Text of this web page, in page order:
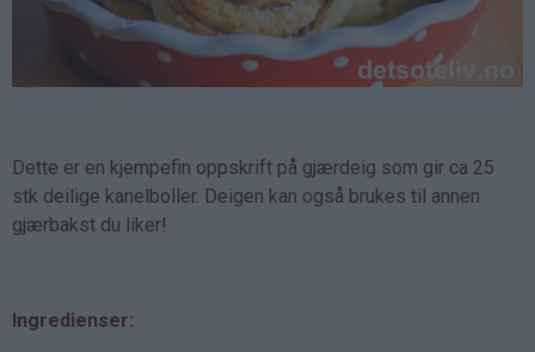
Dette er en kjempefin oppskrift på gjærdeig som gir ca 25
stk deilige kanelboller. Deigen kan også brukes til annen
gjærbakst du liker!
Ingredienser: